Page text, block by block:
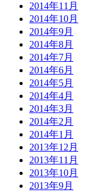
2014年11月
2014年10月
2014年9月
2014年8月
2014年7月
2014年6月
2014年5月
2014年4月
2014年3月
2014年2月
2014年1月
2013年12月
2013年11月
2013年10月
2013年9月